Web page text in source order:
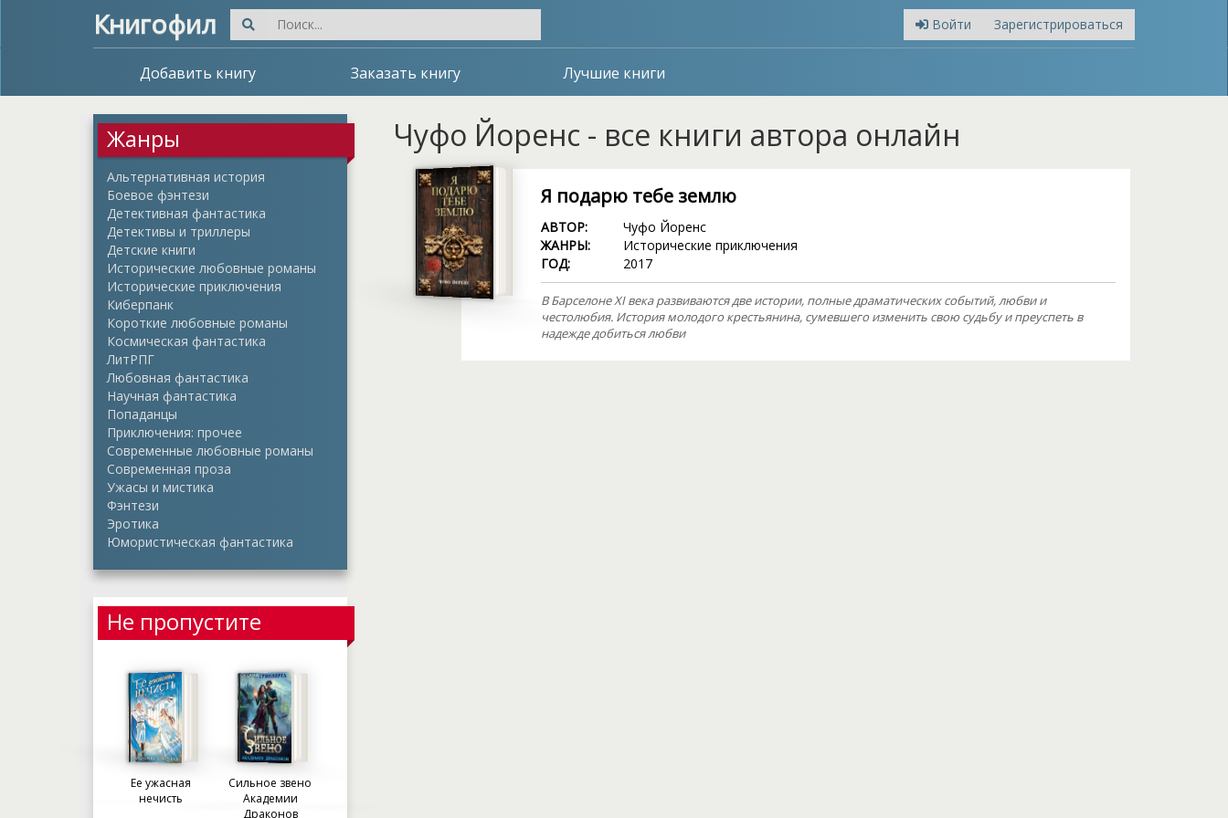
Книгофил Войти Зарегистрироваться
Добавить книгу Заказать книгу Лучшие книги
Жанры
Альтернативная история
Боевое фэнтези
Детективная фантастика
Детективы и триллеры
Детские книги
Исторические любовные романы
Исторические приключения
Киберпанк
Короткие любовные романы
Космическая фантастика
ЛитРПГ
Любовная фантастика
Научная фантастика
Попаданцы
Приключения: прочее
Современные любовные романы
Современная проза
Ужасы и мистика
Фэнтези
Эротика
Юмористическая фантастика
Не пропустите
Ее ужасная
нечисть
Сильное звено
Академии
Драконов
Чуфо Йоренс - все книги автора онлайн
Я подарю тебе землю
АВТОР:
Чуфо Йоренс
ЖАНРЫ:
Исторические приключения
ГОД:
2017
В Барселоне XI века развиваются две истории, полные драматических событий, любви и
честолюбия. История молодого крестьянина, сумевшего изменить свою судьбу и преуспеть в
надежде добиться любви